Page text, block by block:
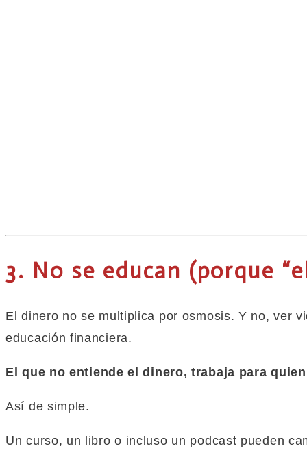
3. No se educan (porque
El dinero no se multiplica por osmosis. Y no, ver
educación financiera.
Elque no entiende el dinero, trabaja para
Así de simple.
Un curso, un libro o incluso un podcast pueden